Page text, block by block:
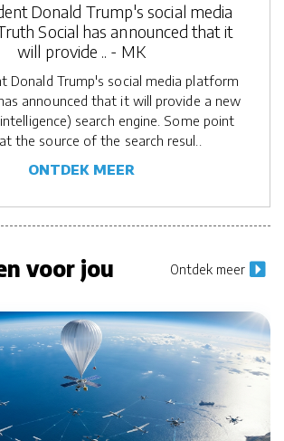
Donald Trump's social media
Social has announced that it
will provide .. - MK
Donald Trump's social media platform
announced that it will provide a new
search engine. Some point
the source of the search resul..
ONTDEK MEER
voor jou Ontdek meer